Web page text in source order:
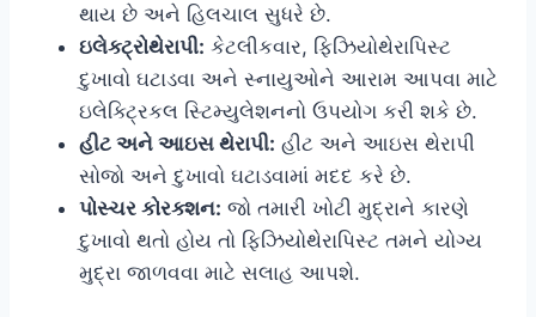
થાય છે અને હિલચાલ સુધરે છે.
ઇલેક્ટ્રોથેરાપી: કેટલીકવાર, ફિઝિયોથેરાપિસ્ટ
દુખાવો ઘટાડવા અને સ્નાયુઓને આરામ આપવા માટે
ઇલેક્ટ્રિકલ સ્ટિમ્યુલેશનનો ઉપયોગ કરી શકે છે.
હીટ અને આઇસ થેરાપી: હીટ અને આઇસ થેરાપી
સોજો અને દુખાવો ઘટાડવામાં મદદ કરે છે.
પોસ્ચર કોરક્શન: જો તમારી ખોટી મુદ્રાને કારણે
દુખાવો થતો હોય તો ફિઝિયોથેરાપિસ્ટ તમને યોગ્ય
મુદ્રા જાળવવા માટે સલાહ આપશે.